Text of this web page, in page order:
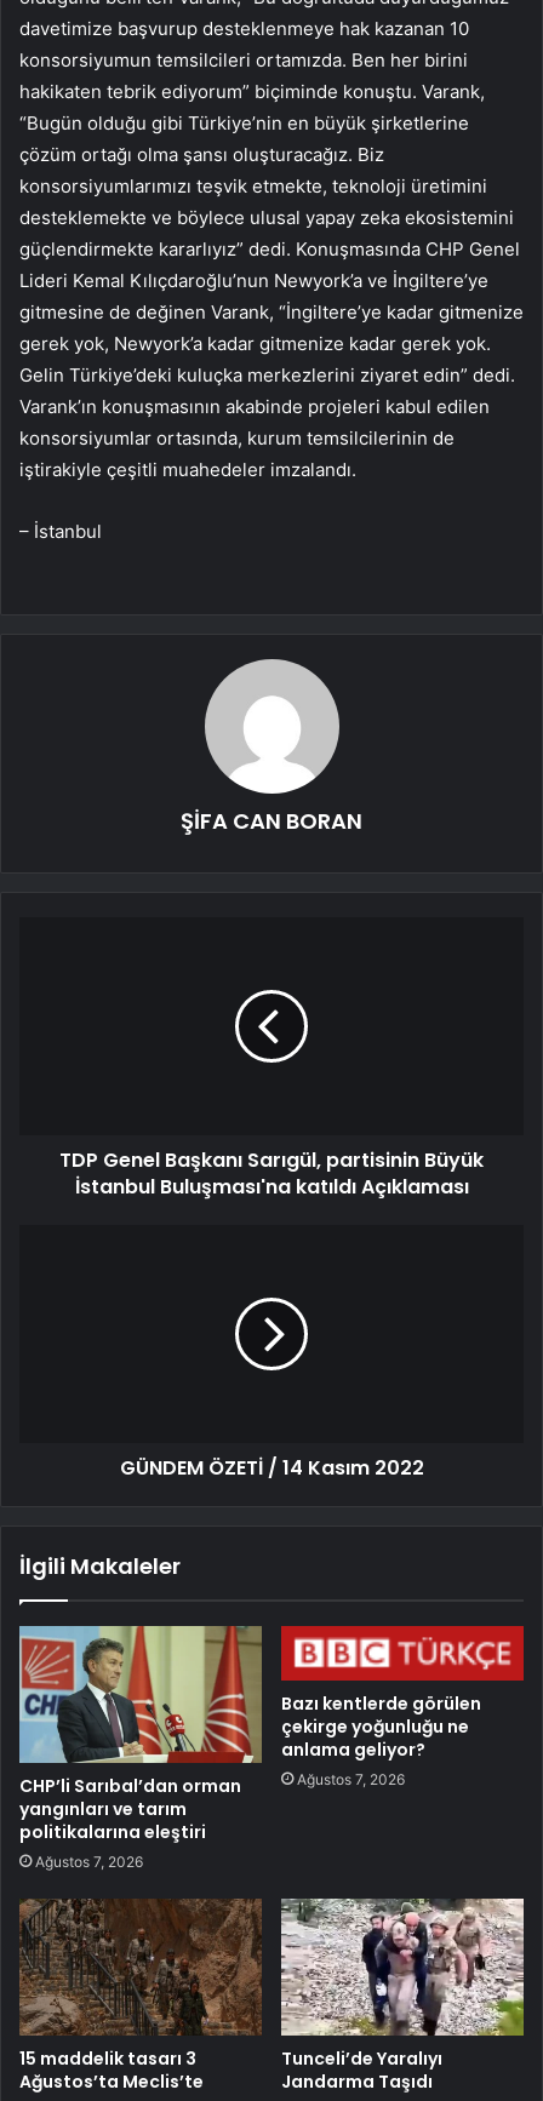
davetimize başvurup desteklenmeye hak kazanan 10
konsorsiyumun temsilcileri ortamızda. Ben her birini
hakikaten tebrik ediyorum” biçiminde konuştu. Varank,
“Bugün olduğu gibi Türkiye’nin en büyük şirketlerine
çözüm ortağı olma şansı oluşturacağız. Biz
konsorsiyumlarımızı teşvik etmekte, teknoloji üretimini
desteklemekte ve böylece ulusal yapay zeka ekosistemini
güçlendirmekte kararlıyız” dedi. Konuşmasında CHP Genel
Lideri Kemal Kılıçdaroğlu’nun Newyork’a ve İngiltere’ye
gitmesine de değinen Varank, “İngiltere’ye kadar gitmenize
gerek yok, Newyork’a kadar gitmenize kadar gerek yok.
Gelin Türkiye’deki kuluçka merkezlerini ziyaret edin” dedi.
Varank’ın konuşmasının akabinde projeleri kabul edilen
konsorsiyumlar ortasında, kurum temsilcilerinin de
iştirakiyle çeşitli muahedeler imzalandı.
– İstanbul
ŞİFA CAN BORAN
TDP Genel Başkanı Sarıgül, partisinin Büyük
İstanbul Buluşması'na katıldı Açıklaması
GÜNDEM ÖZETİ / 14 Kasım 2022
İlgili Makaleler
CHP’li Sarıbal’dan orman
yangınları ve tarım
politikalarına eleştiri
Ağustos 7, 2026
Bazı kentlerde görülen
çekirge yoğunluğu ne
anlama geliyor?
Ağustos 7, 2026
15 maddelik tasarı 3
Ağustos’ta Meclis’te
Tunceli’de Yaralıyı
Jandarma Taşıdı